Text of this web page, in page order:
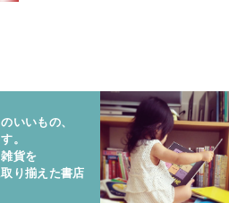
いいもの、
。
貨を
り揃えた書店